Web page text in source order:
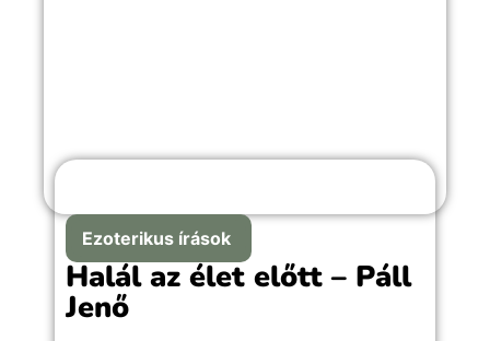
Ezoterikus írások
Halál az élet előtt – Páll
Jenő